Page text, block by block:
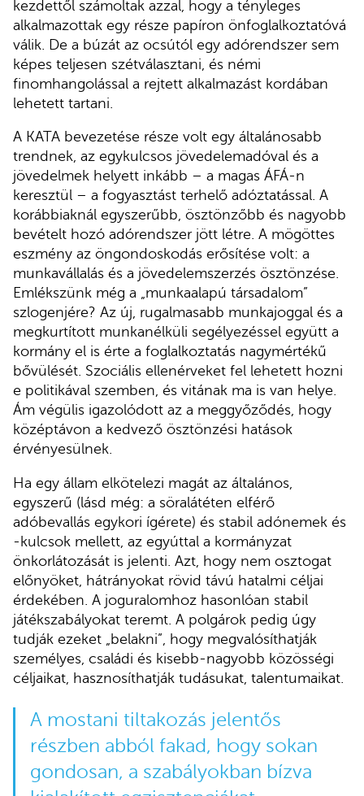
kezdettől számoltak azzal, hogy a tényleges
alkalmazottak egy része papíron önfoglalkoztatóvá
válik. De a búzát az ocsútól egy adórendszer sem
képes teljesen szétválasztani, és némi
finomhangolással a rejtett alkalmazást kordában
lehetett tartani.
A KATA bevezetése része volt egy általánosabb
trendnek, az egykulcsos jövedelemadóval és a
jövedelmek helyett inkább – a magas ÁFÁ-n
keresztül – a fogyasztást terhelő adóztatással. A
korábbiaknál egyszerűbb, ösztönzőbb és nagyobb
bevételt hozó adórendszer jött létre. A mögöttes
eszmény az öngondoskodás erősítése volt: a
munkavállalás és a jövedelemszerzés ösztönzése.
Emlékszünk még a „munkaalapú társadalom”
szlogenjére? Az új, rugalmasabb munkajoggal és a
megkurtított munkanélküli segélyezéssel együtt a
kormány el is érte a foglalkoztatás nagymértékű
bővülését. Szociális ellenérveket fel lehetett hozni
e politikával szemben, és vitának ma is van helye.
Ám végülis igazolódott az a meggyőződés, hogy
középtávon a kedvező ösztönzési hatások
érvényesülnek.
Ha egy állam elkötelezi magát az általános,
egyszerű (lásd még: a söralátéten elférő
adóbevallás egykori ígérete) és stabil adónemek és
-kulcsok mellett, az egyúttal a kormányzat
önkorlátozását is jelenti. Azt, hogy nem osztogat
előnyöket, hátrányokat rövid távú hatalmi céljai
érdekében. A joguralomhoz hasonlóan stabil
játékszabályokat teremt. A polgárok pedig úgy
tudják ezeket „belakni”, hogy megvalósíthatják
személyes, családi és kisebb-nagyobb közösségi
céljaikat, hasznosíthatják tudásukat, talentumaikat.
A mostani tiltakozás jelentős
részben abból fakad, hogy sokan
gondosan, a szabályokban bízva